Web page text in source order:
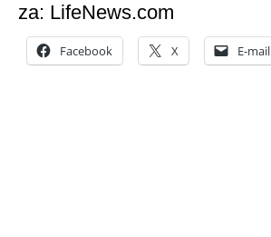
za: LifeNews.com
Facebook X E-mail